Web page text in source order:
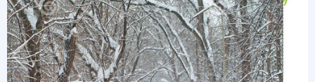
健康百科
汽車
文學百科